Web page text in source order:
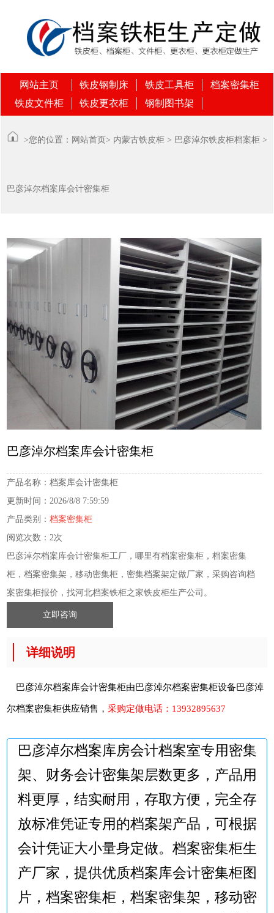
网站主页 铁皮钢制床 铁皮工具柜
档案密集柜
铁皮文件柜
铁皮更衣柜 钢制图书架
>您的位置： 网站首页> 内蒙古铁皮柜 > 巴彦淖尔铁皮柜档案柜 >
巴彦淖尔档案库会计密集柜
巴彦淖尔档案库会计密集柜
产品名称： 档案库会计密集柜
更新时间： 2026/8/8 7:59:59
产品类别： 档案密集柜
阅览次数： 2次
巴彦淖尔档案库会计密集柜工厂，哪里有档案密集柜，档案密集
柜，档案密集架，移动密集柜，密集档案架定做厂家，采购咨询档
案密集柜报价，找河北档案铁柜之家铁皮柜生产公司。
立即咨询
详细说明
巴彦淖尔档案库会计密集柜由巴彦淖尔档案密集柜设备巴彦淖
尔档案密集柜供应销售， 采购定做电话： 13932895637
巴彦淖尔档案库房会计档案室专用密集
架、财务会计密集架层数更多，产品用
料更厚，结实耐用，存取方便，完全存
放标准凭证专用的档案架产品，可根据
会计凭证大小量身定做。档案密集柜生
产厂家，提供优质档案库会计密集柜图
片，档案密集柜，档案密集架，移动密